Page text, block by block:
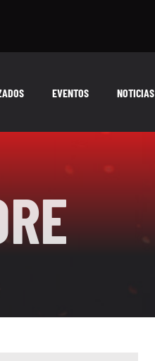
EVENTOS NOTICIAS